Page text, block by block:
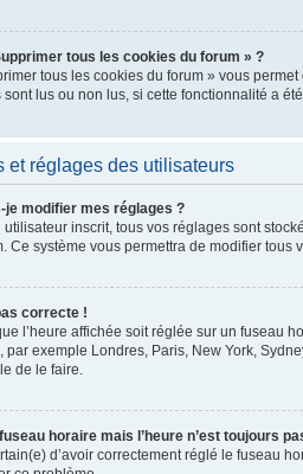
tous les cookies du forum » ?
tous les cookies du forum » vous
sont lus ou non lus, si cette fonctionnalité a
et réglages des utilisateurs
je modifier mes réglages ?
utilisateur inscrit, tous vos réglages sont
Ce système vous permettra de modifier tous
correcte !
l’heure affichée soit réglée sur un
par exemple Londres, Paris, New York,
de le faire.
horaire mais l’heure n’est toujours
d’avoir correctement réglé le fuseau